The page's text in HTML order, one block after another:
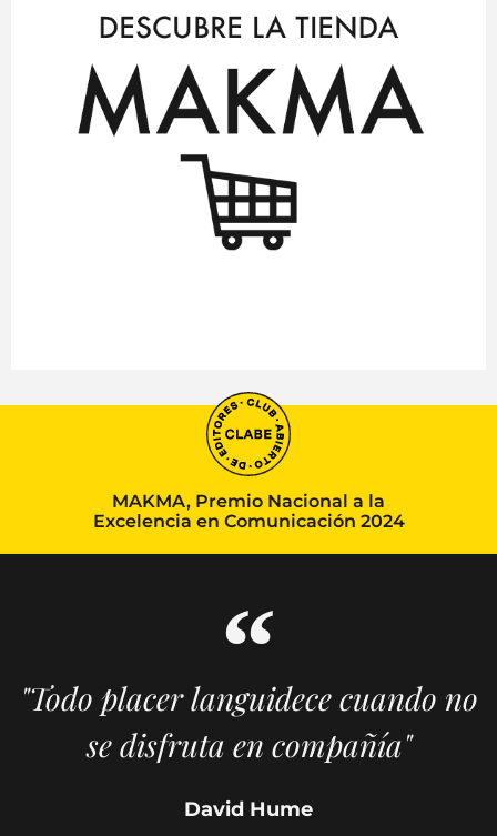
MAKMA, Premio Nacional a la
Excelencia en Comunicación 2024
"Todo placer languidece cuando no
se disfruta en compañía"
David Hume